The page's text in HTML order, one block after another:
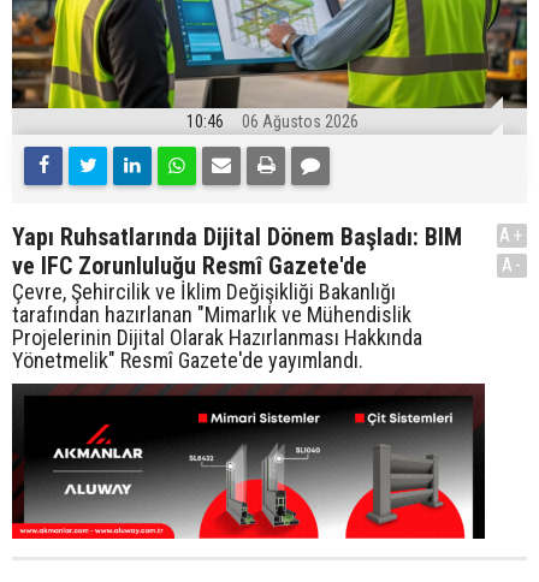
10:46 06 Ağustos 2026
Yapı Ruhsatlarında Dijital Dönem Başladı: BIM
ve IFC Zorunluluğu Resmî Gazete'de
Çevre, Şehircilik ve İklim Değişikliği Bakanlığı
tarafından hazırlanan "Mimarlık ve Mühendislik
Projelerinin Dijital Olarak Hazırlanması Hakkında
Yönetmelik" Resmî Gazete'de yayımlandı.
A+
A-